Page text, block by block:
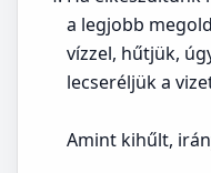
a legjobb
vízzel, hűtjük,
lecseréljük a
Amint kihűlt,